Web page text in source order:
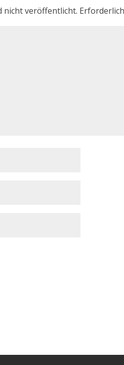
nicht veröffentlicht.